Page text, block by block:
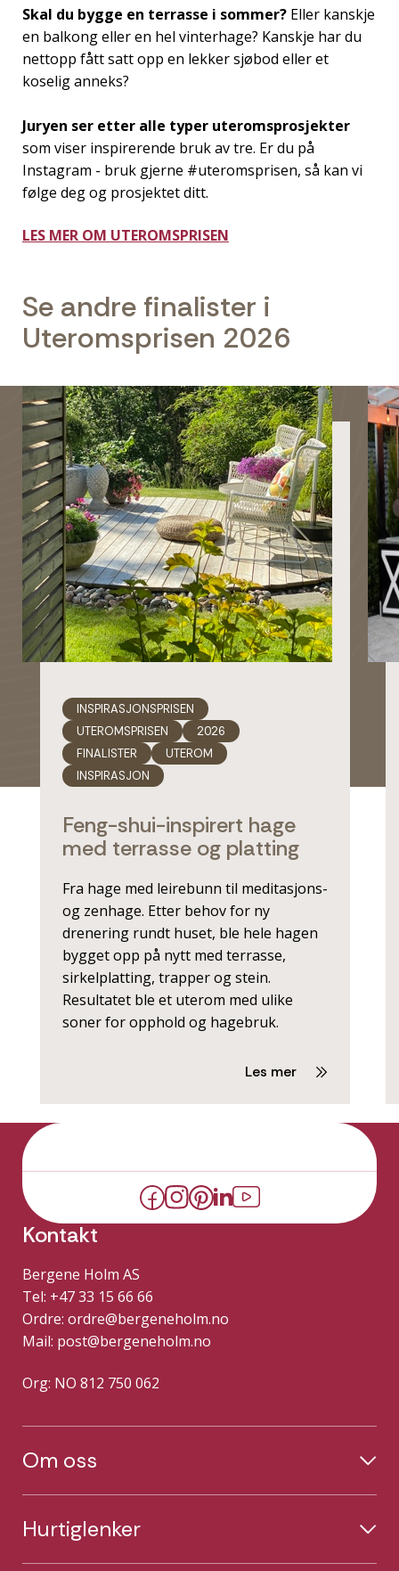
Skal du bygge en terrasse i sommer? Eller kanskje
en balkong eller en hel vinterhage? Kanskje har du
nettopp fått satt opp en lekker sjøbod eller et
koselig anneks?
Juryen ser etter alle typer uteromsprosjekter
som viser inspirerende bruk av tre. Er du på
Instagram - bruk gjerne #uteromsprisen, så kan vi
følge deg og prosjektet ditt.
LES MER OM UTEROMSPRISEN
Se andre finalister i
Uteromsprisen 2026
INSPIRASJONSPRISEN
UTEROMSPRISEN
2026
FINALISTER
UTEROM
INSPIRASJON
Feng-shui-inspirert hage
med terrasse og platting
Fra hage med leirebunn til meditasjons-
og zenhage. Etter behov for ny
drenering rundt huset, ble hele hagen
bygget opp på nytt med terrasse,
sirkelplatting, trapper og stein.
Resultatet ble et uterom med ulike
soner for opphold og hagebruk.
Les mer
Kontakt
Bergene Holm AS
Tel: +47 33 15 66 66
Ordre: ordre@bergeneholm.no
Mail: post@bergeneholm.no
Org: NO 812 750 062
Om oss
Hurtiglenker